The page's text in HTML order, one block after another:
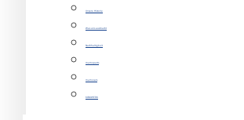
Unsere Historie
Was uns ausmacht
Nachhaltigkeit
mamoparts
mamocars
KOMWERK